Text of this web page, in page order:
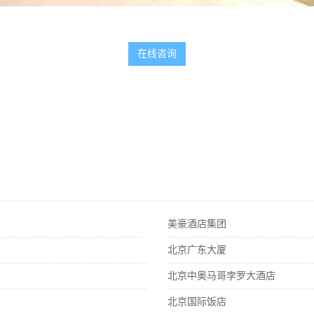
在线咨询
美豪酒店集团
北京广东大厦
北京中奥马哥孛罗大酒店
北京国际饭店